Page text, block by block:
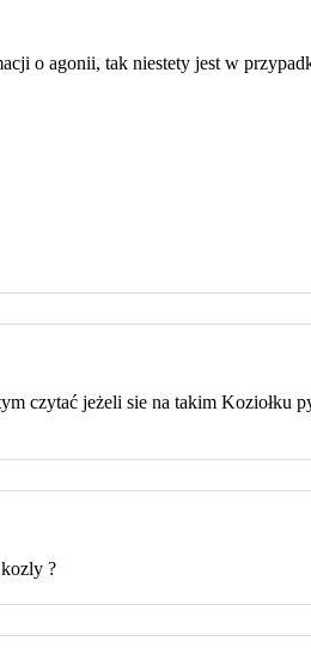
o agonii, tak niestety jest w
czytać jeżeli sie na takim Koziołku
?